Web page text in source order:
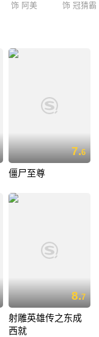
饰 阿美 饰 冠猜霸
7.6
僵尸至尊
8.7
射雕英雄传之东成
西就